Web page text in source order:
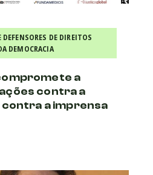
DEFENSORES DE DIREITOS
DEMOCRACIA
a
contra a
a imprensa